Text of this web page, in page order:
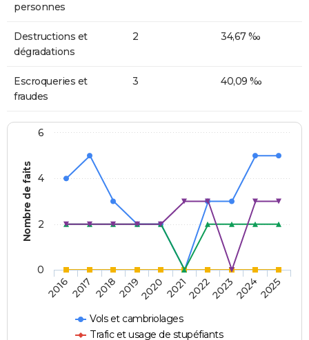
personnes
Destructions et
dégradations
2 34,67 ‰
Escroqueries et
fraudes
3 40,09 ‰
Nombre de faits
Vols et cambriolages
Trafic et usage de stupéfiants
20162017 20182019202020212022202320242025
0
2
4
6